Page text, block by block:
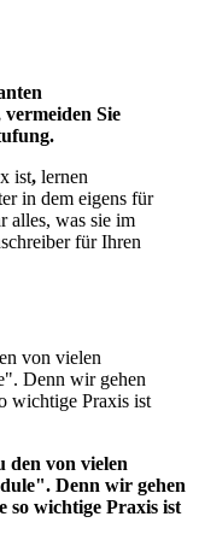
Sie
ist, lernen
in dem eigens für
alles, was sie im
für Ihren
von vielen
Denn wir gehen
wichtige Praxis ist
den von vielen
Denn wir gehen
so wichtige Praxis ist